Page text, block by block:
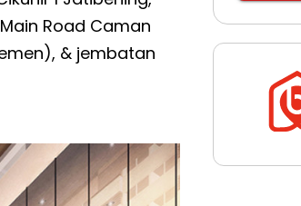
Road Caman
& jembatan